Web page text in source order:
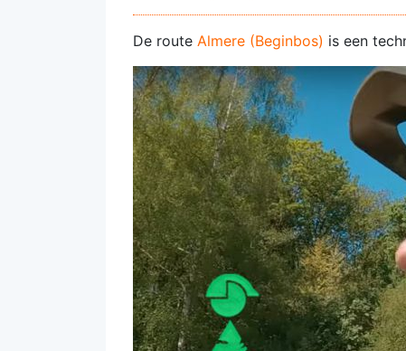
De route Almere (Beginbos) is een